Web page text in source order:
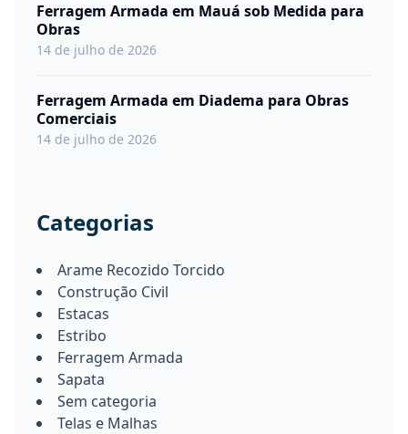
Ferragem Armada em Mauá sob Medida para
Obras
14 de julho de 2026
Ferragem Armada em Diadema para Obras
Comerciais
14 de julho de 2026
Categorias
Arame Recozido Torcido
Construção Civil
Estacas
Estribo
Ferragem Armada
Sapata
Sem categoria
Telas e Malhas